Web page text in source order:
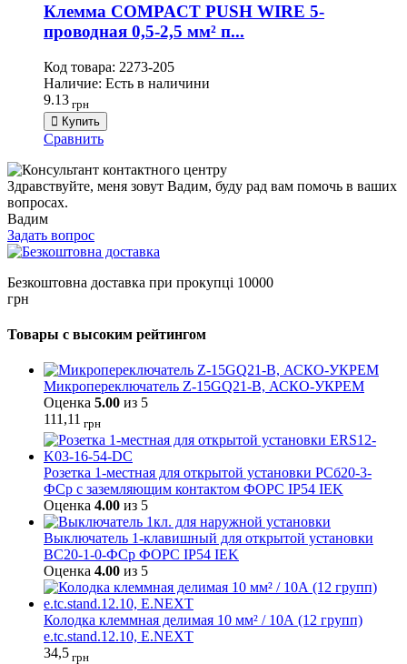
Клемма COMPACT PUSH WIRE 5-
проводная 0,5-2,5 мм² п...
Код товара: 2273-205
Наличие: Есть в наличини
9.13 грн
Купить
Сравнить
Здравствуйте, меня зовут Вадим, буду рад вам помочь в ваших
вопросах.
Вадим
Задать вопрос
Безкоштовна доставка при прокупці 10000
грн
Товары с высоким рейтингом
Микропереключатель Z-15GQ21-B, АСКО-УКРЕМ
Оценка 5.00 из 5
111,11 грн
Розетка 1-местная для открытой установки РСб20-3-
ФСр с заземляющим контактом ФОРС IP54 IEK
Оценка 4.00 из 5
Выключатель 1-клавишный для открытой установки
ВС20-1-0-ФСр ФОРС IP54 IEK
Оценка 4.00 из 5
Колодка клеммная делимая 10 мм² / 10А (12 групп)
e.tc.stand.12.10, E.NEXT
34,5 грн